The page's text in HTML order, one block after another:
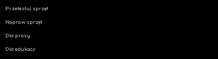
Przetestuj sprzęt
Napraw sprzęt
Dla prasy
Dla edukacji